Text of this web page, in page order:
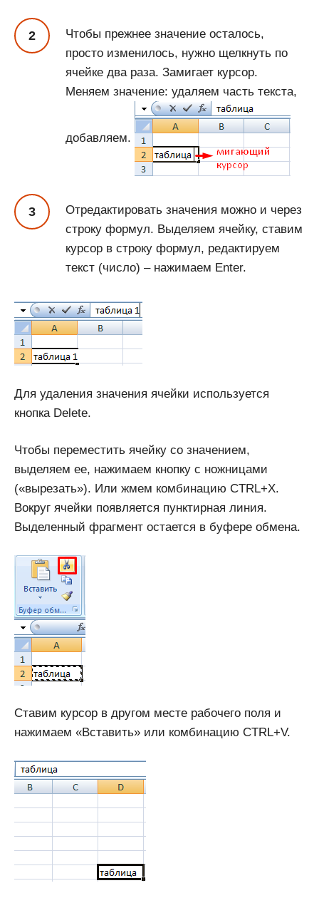
Чтобы прежнее значение осталось,
просто изменилось, нужно щелкнуть по
ячейке два раза. Замигает курсор.
Меняем значение: удаляем часть текста,
добавляем.
Отредактировать значения можно и через
строку формул. Выделяем ячейку, ставим
курсор в строку формул, редактируем
текст (число) – нажимаем Enter.
Для удаления значения ячейки используется
кнопка Delete.
Чтобы переместить ячейку со значением,
выделяем ее, нажимаем кнопку с ножницами
(«вырезать»). Или жмем комбинацию CTRL+X.
Вокруг ячейки появляется пунктирная линия.
Выделенный фрагмент остается в буфере обмена.
Ставим курсор в другом месте рабочего поля и
нажимаем «Вставить» или комбинацию CTRL+V.